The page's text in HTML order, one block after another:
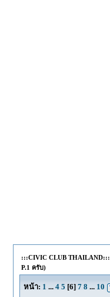
:::CIVIC CLUB THAILAND:::
P.1 ครับ)
หน้า: 1 ... 4 5 [6] 7 8 ... 10